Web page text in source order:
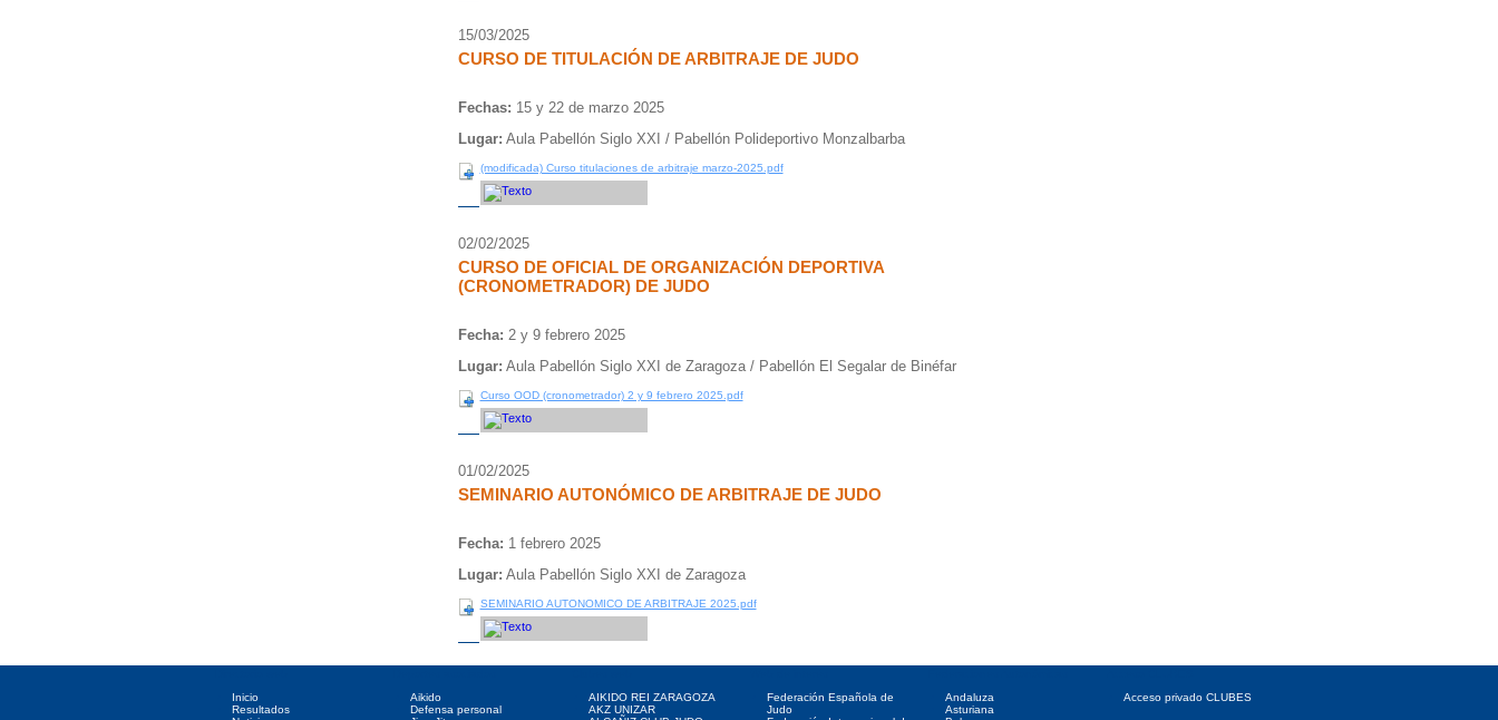
15/03/2025
CURSO DE TITULACIÓN DE ARBITRAJE DE JUDO
Fechas: 15 y 22 de marzo 2025
Lugar: Aula Pabellón Siglo XXI / Pabellón Polideportivo Monzalbarba
(modificada) Curso titulaciones de arbitraje marzo-2025.pdf
02/02/2025
CURSO DE OFICIAL DE ORGANIZACIÓN DEPORTIVA
(CRONOMETRADOR) DE JUDO
Fecha: 2 y 9 febrero 2025
Lugar: Aula Pabellón Siglo XXI de Zaragoza / Pabellón El Segalar de Binéfar
Curso OOD (cronometrador) 2 y 9 febrero 2025.pdf
01/02/2025
SEMINARIO AUTONÓMICO DE ARBITRAJE DE JUDO
Fecha: 1 febrero 2025
Lugar: Aula Pabellón Siglo XXI de Zaragoza
SEMINARIO AUTONOMICO DE ARBITRAJE 2025.pdf
Inicio
Resultados
Aikido
Defensa personal
AIKIDO REI ZARAGOZA
AKZ UNIZAR
Federación Española de
Judo
Andaluza
Asturiana
Acceso privado CLUBES